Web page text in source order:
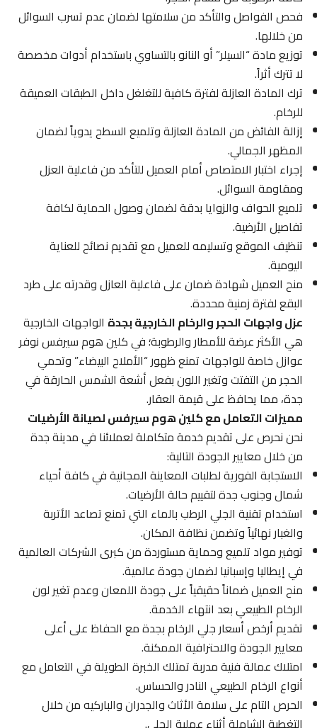
فحص الفواصل والتأكد من سلامتها لضمان عدم تسرب السوائل
من خلالها.
توزيع مادة “السيلر” أو النانو بالتساوي باستخدام أدوات مخصصة
لا تترك أثراً.
ترك المادة العازلة لفترة كافية للتغلغل داخل الطبقات العميقة
للرخام.
إزالة الفائض من المادة العازلة وتلميع السطح يدوياً لضمان
المظهر الجمالي.
إجراء اختبار الامتصاص أمام العميل للتأكد من فاعلية العزل
ومقاومة السوائل.
تلميع الحواف والزوايا بدقة لضمان وصول الحماية لكافة
تفاصيل الأرضية.
تنظيف الموقع وتسليمه للعميل مع تقديم نصائح للعناية
اليومية.
منح العميل شهادة ضمان على فاعلية العازل وقدرته على طرد
البقع لفترة زمنية محددة.
عزل واجهات الحجر والرخام الخارجية بجدةالواجهات الخارجية
هي الأكثر عرضة للأمطار والرطوبة؛ في كلين هوم سيرفس نوفر
عوازل خاصة للواجهات تمنع ظهور “الأملاح البيضاء” وتحمي
الحجر من التفتت وتغير اللون بفعل أشعة الشمس الحارقة في
جدة، مما يحافظ على قيمة العقار.
مميزات التعامل مع كلين هوم سيرفس لصيانة الأرضيات
نحن نحرص على تقديم خدمة متكاملة لعملائنا في مدينة جدة
من خلال معايير الجودة التالية:
الاستجابة الفورية لطلبات المعاينة المجانية في كافة أحياء
شمال وجنوب جدة لتقييم حالة الأرضيات.
استخدام تقنية الجلي الرطب بالماء التي تمنع تصاعد الأتربة
والغبار نهائياً وتضمن نظافة المكان.
توفير مواد تلميع وحماية مستوردة من كبرى الشركات العالمية
في إيطاليا وإسبانيا لضمان جودة عالمية.
منح العميل ضماناً حقيقياً على جودة اللمعان وعدم تغير لون
الرخام الطبيعي بعد انتهاء الخدمة.
تقديم أرخص أسعار جلي الرخام بجدة مع الحفاظ على أعلى
معايير الجودة والاحترافية الممكنة.
امتلاك عمالة فنية مدربة تمتلك الخبرة الطويلة في التعامل مع
أنواع الرخام الطبيعي النادر والحساس.
الحرص التام على سلامة الأثاث والجدران والباركيه من خلال